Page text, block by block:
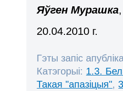
Яўген Мурашка
20.04.2010 г.
Гэты запіс
Катэгорыі: 1.3.
Такая "апазіцыя",